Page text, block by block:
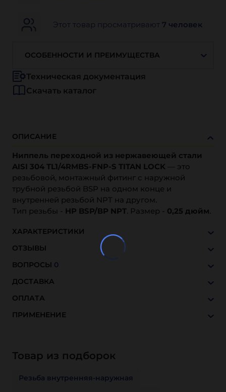
Этот товар просматривают 7 человек
ОСОБЕННОСТИ И ПРЕИМУЩЕСТВА
Техническая документация
Скачать каталог
ОПИСАНИЕ
Ниппель переходной из нержавеющей стали
AISI 304 TL1/4RMBS-FNP-S TITAN LOCK — это
резьбовой, монтажный фитинг c наружной
трубной резьбой BSP на одном конце и
внутренней резьбой NPT на другом.
Тип резьбы -
НP BSP/ВР NPT. Размер - 0,25 дюйм.
ХАРАКТЕРИСТИКИ
ОТЗЫВЫ
ВОПРОСЫ 0
ДОСТАВКА
ОПЛАТА
ПРИМЕНЕНИЕ
Товар из подборок
Резьба внутренняя-наружная